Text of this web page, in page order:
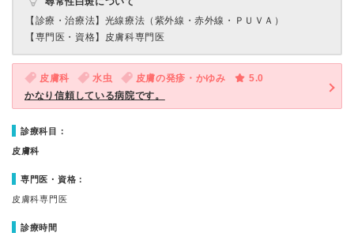
【診療・治療法】 光線療法（紫外線・赤外線・ＰＵＶＡ）
【専門医・資格】 皮膚科専門医
皮膚科 水虫 皮膚の発疹・かゆみ
5.0
かなり信頼している病院です。
診療科目：
皮膚科
専門医・資格：
皮膚科専門医
診療時間